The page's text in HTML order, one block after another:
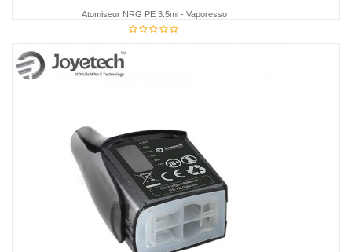
Atomiseur NRG PE 3.5ml - Vaporesso